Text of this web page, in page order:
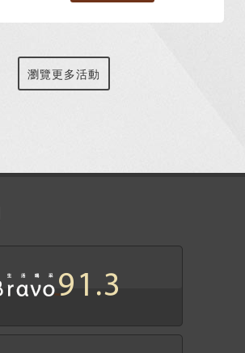
瀏覽更多活動